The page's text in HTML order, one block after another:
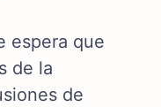
espera que
de la
de